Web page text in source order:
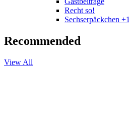
Recht so!
Sechserpäckchen +1
Recommended
View All